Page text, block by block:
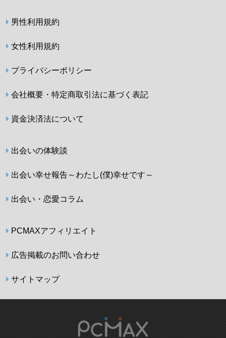
男性利用規約
女性利用規約
プライバシーポリシー
会社概要・特定商取引法に基づく表記
資金決済法について
出会いの体験談
出会い幸せ報告～わたし(僕)幸せです～
出会い・恋愛コラム
PCMAXアフィリエイト
広告掲載のお問い合わせ
サイトマップ